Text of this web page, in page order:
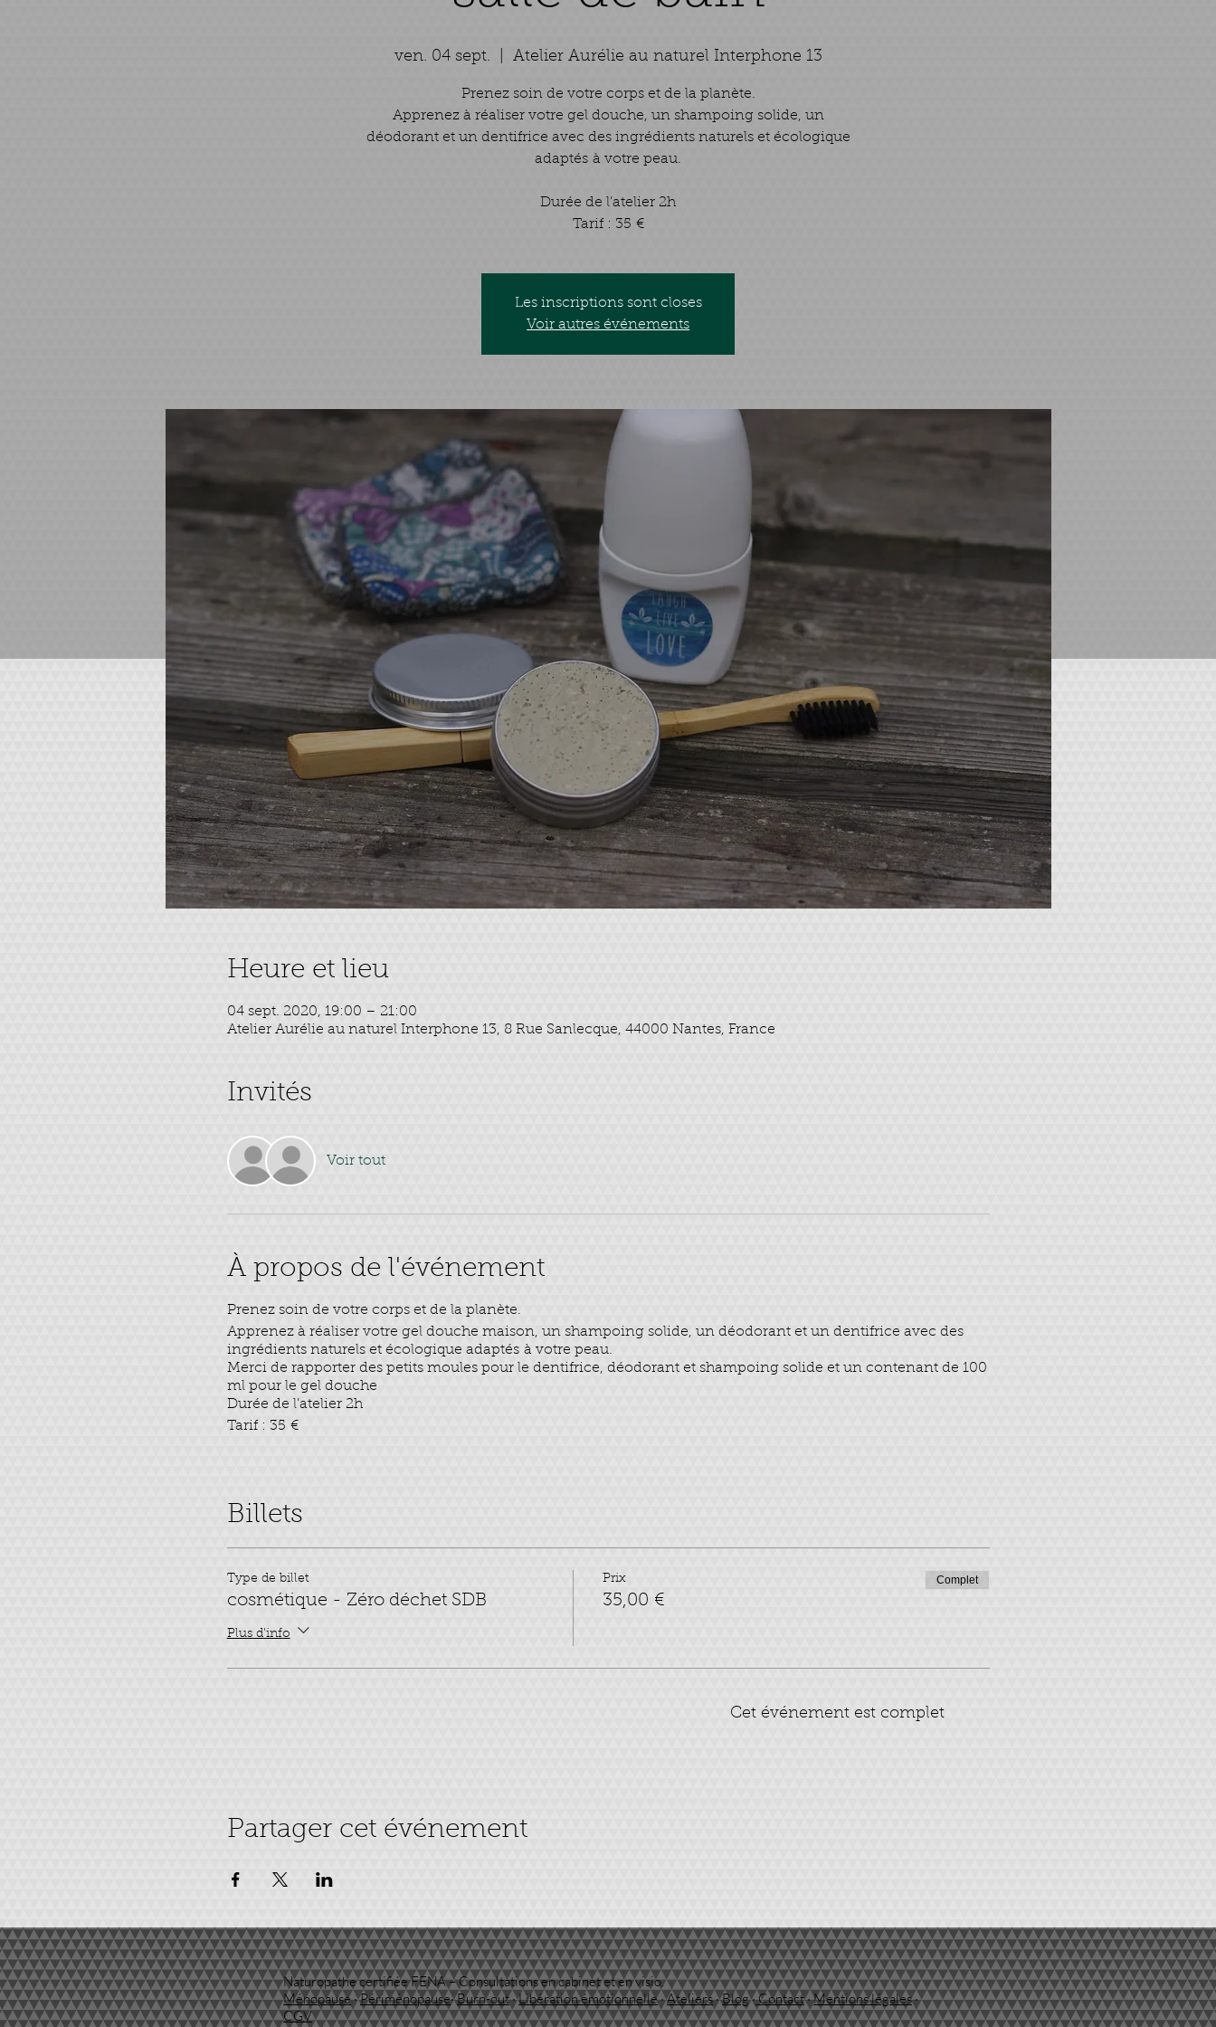
ven. 04 sept. Atelier Aurélie au naturel Interphone 13
Prenez soin de votre corps et de la planète.
Apprenez à réaliser votre gel douche, un shampoing solide, un
déodorant et un dentifrice avec des ingrédients naturels et écologique
adaptés à votre peau.
Durée de l’atelier 2h
Tarif : 35 €
Les inscriptions sont closes
Voir autres événements
Heure et lieu
04 sept. 2020, 19:00 – 21:00
Atelier Aurélie au naturel Interphone 13, 8 Rue Sanlecque, 44000 Nantes, France
Invités
Voir tout
À propos de l'événement
Prenez soin de votre corps et de la planète.
Apprenez à réaliser votre gel douche maison, un shampoing solide, un déodorant et un dentifrice avec des
ingrédients naturels et écologique adaptés à votre peau.
Merci de rapporter des petits moules pour le dentifrice, déodorant et shampoing solide et un contenant de 100
ml pour le gel douche
Durée de l’atelier 2h
Tarif : 35 €
Billets
Type de billet
cosmétique - Zéro déchet SDB
Plus d'info
Prix
35,00 €
Complet
Cet événement est complet
Partager cet événement
Naturopathe certifiée FENA – Consultations en cabinet et en visio.
Ménopause·Périménopause·Burn-out·Libération émotionnelle·Ateliers·Blog·Contact·Mentions légales·
CGV